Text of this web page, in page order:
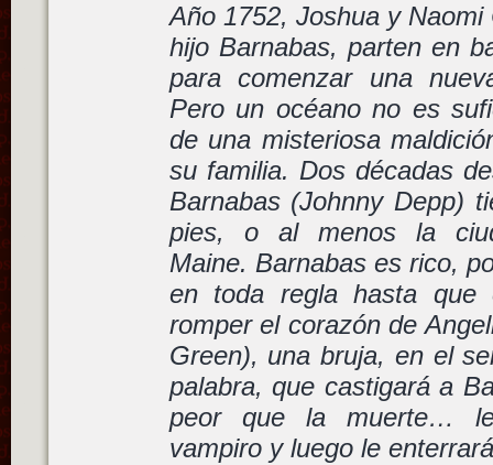
Año 1752, Joshua y
hijo Barnabas, parten en
para comenzar una
Pero un océano no es
de una misteriosa
su familia. Dos décadas
Barnabas (Johnny Depp)
pies, o al menos la
Maine. Barnabas es rico,
en toda regla hasta que
romper el corazón de
Green), una bruja, en el
palabra, que castigará a
peor que la muerte…
vampiro y luego le